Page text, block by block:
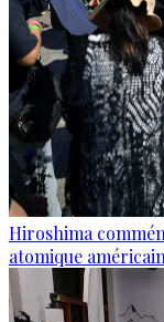
Hiroshima
atomique américain